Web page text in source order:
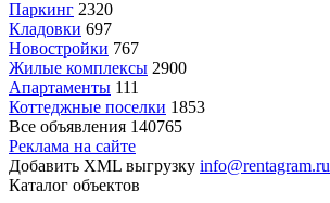
Паркинг 2320
Кладовки 697
Новостройки 767
Жилые комплексы 2900
Апартаменты 111
Коттеджные поселки 1853
Все объявления 140765
Реклама на сайте
Добавить XML выгрузку info@rentagram.ru
Каталог объектов